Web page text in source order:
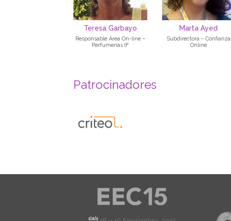
Teresa Garbayo
Responsable Área On-line –
Perfumerías IF
Marta Ayed
Subdirectora – Confianza
Online
Patrocinadores